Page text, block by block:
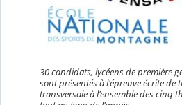
30 candidats, lycéens de première
sont présentés à l'épreuve écrite de
transversale à l'ensemble des cinq